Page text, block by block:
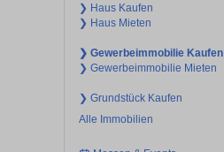
❯ Haus Kaufen
❯ Haus Mieten
❯ Gewerbeimmobilie Kaufen
❯ Gewerbeimmobilie Mieten
❯ Grundstück Kaufen
Alle Immobilien